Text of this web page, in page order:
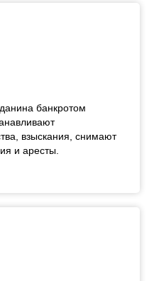
банкротом
взыскания, снимают
и аресты.